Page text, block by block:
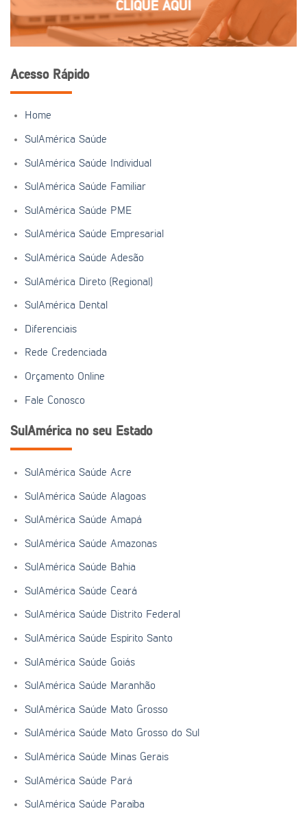
CLIQUE AQUI
Acesso Rápido
Home
SulAmérica Saúde
SulAmérica Saúde Individual
SulAmérica Saúde Familiar
SulAmérica Saúde PME
SulAmérica Saúde Empresarial
SulAmérica Saúde Adesão
SulAmérica Direto (Regional)
SulAmérica Dental
Diferenciais
Rede Credenciada
Orçamento Online
Fale Conosco
SulAmérica no seu Estado
SulAmérica Saúde Acre
SulAmérica Saúde Alagoas
SulAmérica Saúde Amapá
SulAmérica Saúde Amazonas
SulAmérica Saúde Bahia
SulAmérica Saúde Ceará
SulAmérica Saúde Distrito Federal
SulAmérica Saúde Espírito Santo
SulAmérica Saúde Goiás
SulAmérica Saúde Maranhão
SulAmérica Saúde Mato Grosso
SulAmérica Saúde Mato Grosso do Sul
SulAmérica Saúde Minas Gerais
SulAmérica Saúde Pará
SulAmérica Saúde Paraíba